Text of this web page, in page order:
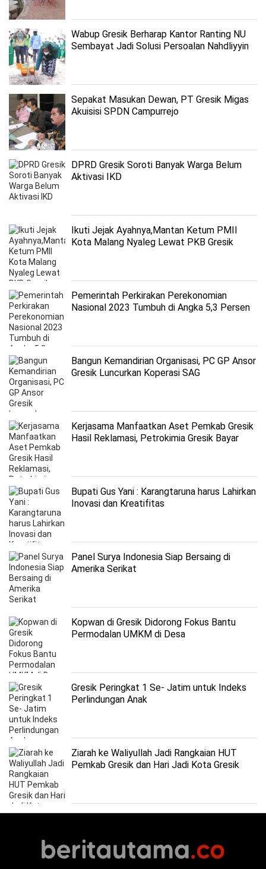
Wabup Gresik Berharap Kantor Ranting NU
Sembayat Jadi Solusi Persoalan Nahdliyyin
Sepakat Masukan Dewan, PT Gresik Migas
Akuisisi SPDN Campurrejo
DPRD Gresik Soroti Banyak Warga Belum
Aktivasi IKD
Ikuti Jejak Ayahnya,Mantan Ketum PMII
Kota Malang Nyaleg Lewat PKB Gresik
Pemerintah Perkirakan Perekonomian
Nasional 2023 Tumbuh di Angka 5,3 Persen
Bangun Kemandirian Organisasi, PC GP Ansor
Gresik Luncurkan Koperasi SAG
Kerjasama Manfaatkan Aset Pemkab Gresik
Hasil Reklamasi, Petrokimia Gresik Bayar
Bupati Gus Yani : Karangtaruna harus Lahirkan
Inovasi dan Kreatifitas
Panel Surya Indonesia Siap Bersaing di
Amerika Serikat
Kopwan di Gresik Didorong Fokus Bantu
Permodalan UMKM di Desa
Gresik Peringkat 1 Se- Jatim untuk Indeks
Perlindungan Anak
Ziarah ke Waliyullah Jadi Rangkaian HUT
Pemkab Gresik dan Hari Jadi Kota Gresik